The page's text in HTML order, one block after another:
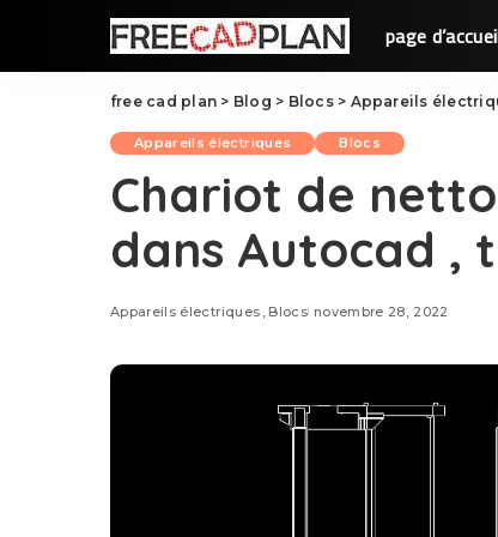
page
free cad plan > Blog > Blocs> Appareils
Appareils électriques Blocs
Chariot de
dans Autocad ,
Appareils électriques Blocs novembre 28, 2022